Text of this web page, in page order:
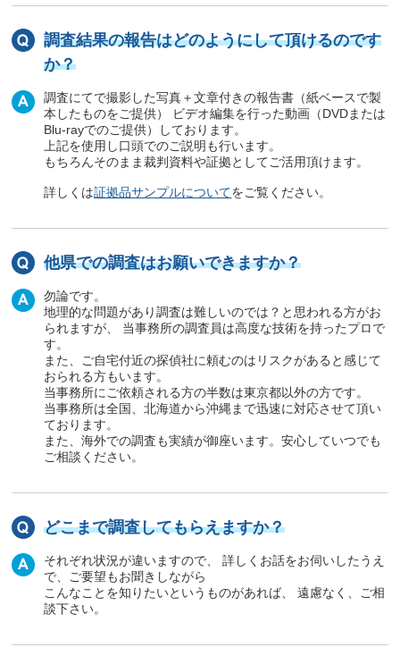
調査結果の報告はどのようにして頂けるのです
か？
調査にてで撮影した写真＋文章付きの報告書（紙ベースで製
本したものをご提供） ビデオ編集を行った動画（DVDまたは
Blu-rayでのご提供）しております。
上記を使用し口頭でのご説明も行います。
もちろんそのまま裁判資料や証拠としてご活用頂けます。
詳しくは証拠品サンプルについてをご覧ください。
他県での調査はお願いできますか？
勿論です。
地理的な問題があり調査は難しいのでは？と思われる方がお
られますが、 当事務所の調査員は高度な技術を持ったプロで
す。
また、ご自宅付近の探偵社に頼むのはリスクがあると感じて
おられる方もいます。
当事務所にご依頼される方の半数は東京都以外の方です。
当事務所は全国、北海道から沖縄まで迅速に対応させて頂い
ております。
また、海外での調査も実績が御座います。安心していつでも
ご相談ください。
どこまで調査してもらえますか？
それぞれ状況が違いますので、 詳しくお話をお伺いしたうえ
で、ご要望もお聞きしながら
こんなことを知りたいというものがあれば、 遠慮なく、ご相
談下さい。